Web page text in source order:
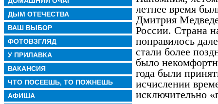
ДЫМ ОТЕЧЕСТВА
ВАШ ВЫБОР
ФОТОВЗГЛЯД
У ПРИЛАВКА
ВАКАНСИЯ
ЧТО ПОСЕЕШЬ, ТО ПОЖНЕШЬ
АФИША
летнее время
Дмитрия
России. Страна
понравилось
стали более
было
года были
исчислении
исключительно